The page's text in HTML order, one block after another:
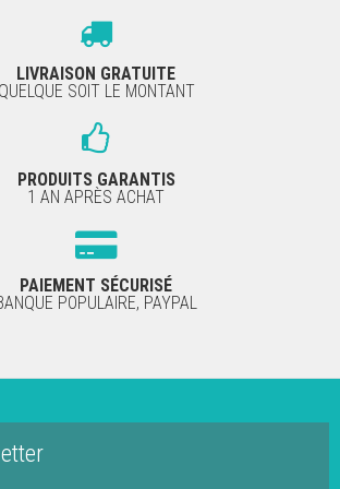
LIVRAISON GRATUITE
QUELQUE SOIT LE MONTANT
PRODUITS GARANTIS
1 AN APRÈS ACHAT
PAIEMENT SÉCURISÉ
POPULAIRE, PAYPAL